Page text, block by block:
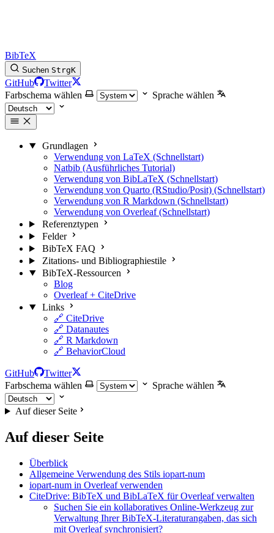
BibTeX
Suchen StrgK
GitHub
Twitter
Farbschema wählen
Sprache wählen
Grundlagen
Verwendung von LaTeX (Schnellstart)
Natbib (Ausführliches Tutorial)
Verwendung von BibLaTeX (Schnellstart)
Verwendung von Quarto (RStudio/Posit) (Schnellstart)
Verwendung von R Markdown (Schnellstart)
Verwendung von Overleaf (Schnellstart)
Referenztypen
Felder
BibTeX FAQ
Zitations- und Bibliographiestile
BibTeX-Ressourcen
Blog
Overleaf + CiteDrive
Links
🔗 CiteDrive
🔗 Datanautes
🔗 R Markdown
🔗 BehaviorCloud
GitHub
Twitter
Farbschema wählen
Sprache wählen
Auf dieser Seite
Auf dieser Seite
Überblick
Allgemeine Verwendung des Stils iopart-num
iopart-num in Overleaf verwenden
CiteDrive: BibTeX und BibLaTeX für Overleaf verwalten
Suchen Sie ein kollaboratives Online-Werkzeug zur
Verwaltung Ihrer BibTeX-Literaturangaben, das sich
mit Overleaf synchronisiert?